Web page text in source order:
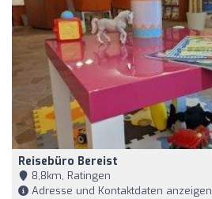
Reisebüro Bereist
8,8km, Ratingen
Adresse und Kontaktdaten anzeigen